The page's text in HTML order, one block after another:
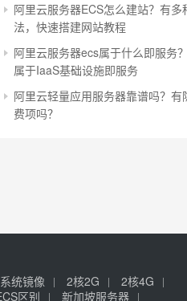
阿里云服务器ECS怎么建站？有多
法，快速搭建网站教程
阿里云服务器ecs属于什么即服务
属于IaaS基础设施即服务
阿里云轻量应用服务器靠谱吗？有
费项吗？
系统镜像 2核2G
2核4G
区别 新加坡服务器